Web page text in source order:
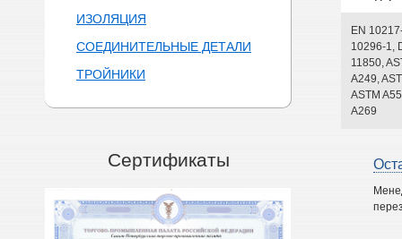
ИЗОЛЯЦИЯ
СОЕДИНИТЕЛЬНЫЕ ДЕТАЛИ
ТРОЙНИКИ
Сертификаты
EN
10296-1,
11850,
A249,
ASTM
A269